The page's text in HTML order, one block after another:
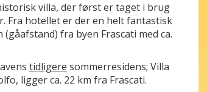
villa, der først er taget i brug
Fra hotellet er der en helt fantastisk
fra byen Frascati med ca.
tidligere sommerresidens; Villa
ligger ca. 22 km fra Frascati.